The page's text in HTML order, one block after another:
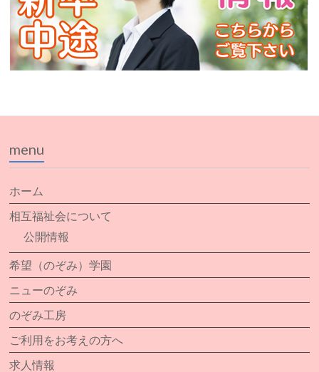
menu
ホーム
相互福祉会について
公開情報
希望（のぞみ）学園
ニューのぞみ
のぞみ工房
ご利用をお考えの方へ
求人情報